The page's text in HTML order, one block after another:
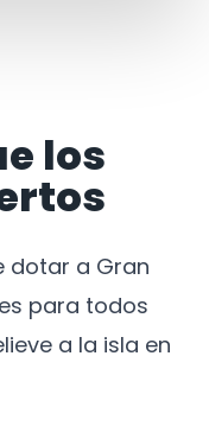
los
dotar a Gran
para todos
a la isla en